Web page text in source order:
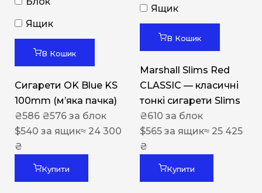
Ящик
В Кошик
Сигарети OK Blue KS
100mm (м’яка пачка)
₴586 ₴576 за блок
$540 за ящик≈ 24 300
₴
Купити
Ящик
В Кошик
Marshall Slims Red
CLASSIC — класичні
тонкі сигарети Slims
₴610 за блок
$565 за ящик≈ 25 425
₴
Купити